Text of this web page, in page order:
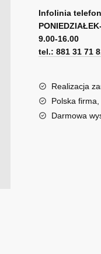
Anny
Wach
-
kocie
Infolinia
9.00-16.00
tel.: 881 31 71
Realizacja
Polska
Darmowa